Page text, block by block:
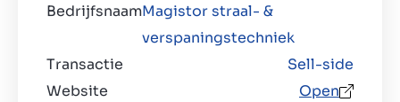
BedrijfsnaamMagistor straal- &
verspaningstechniek
Transactie
Sell-side
Website
Open